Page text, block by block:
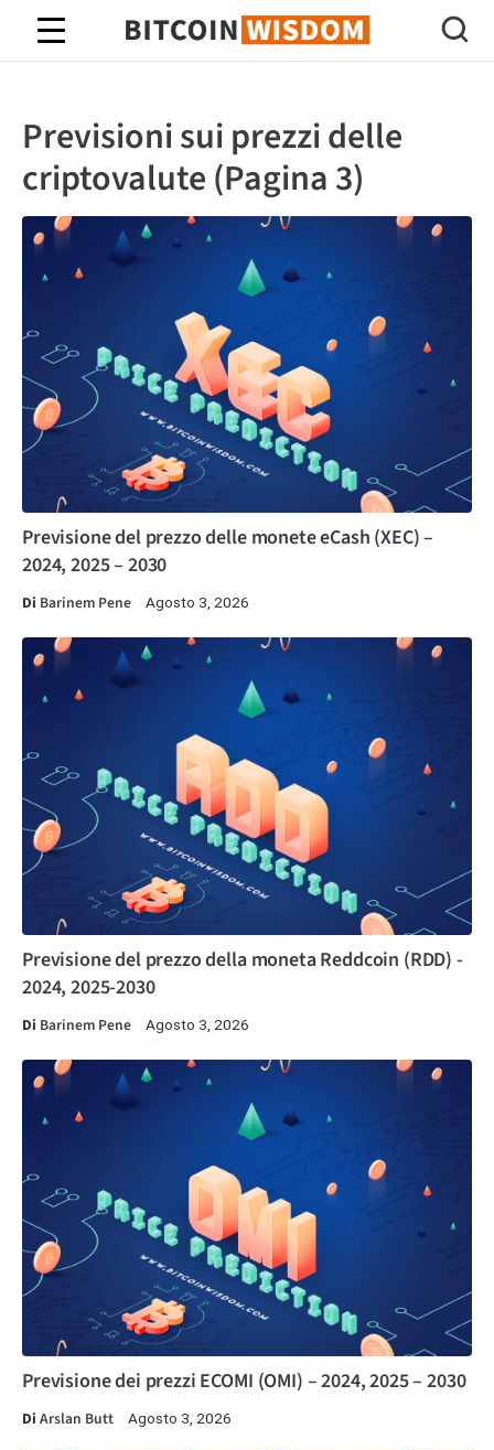
Saggezza Bitcoin
Previsioni sui prezzi delle
criptovalute (Pagina 3)
Previsione del prezzo delle monete eCash (XEC) –
2024, 2025 – 2030
Di Barinem Pene Agosto 3, 2026
Previsione del prezzo della moneta Reddcoin (RDD) -
2024, 2025-2030
Di Barinem Pene Agosto 3, 2026
Previsione dei prezzi ECOMI (OMI) – 2024, 2025 – 2030
Di Arslan Butt Agosto 3, 2026